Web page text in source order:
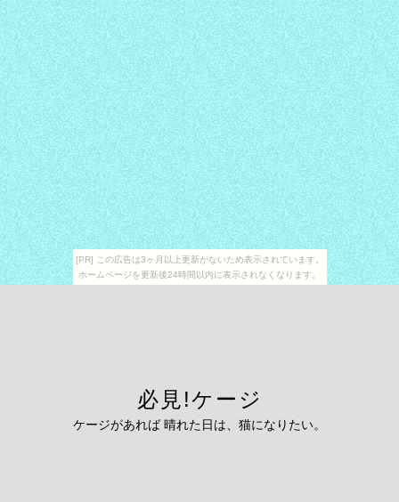
[PR] この広告は3ヶ月以上更新がないため表示されています。
ホームページを更新後24時間以内に表示されなくなります。
必見!ケージ
ケージがあれば 晴れた日は、猫になりたい。